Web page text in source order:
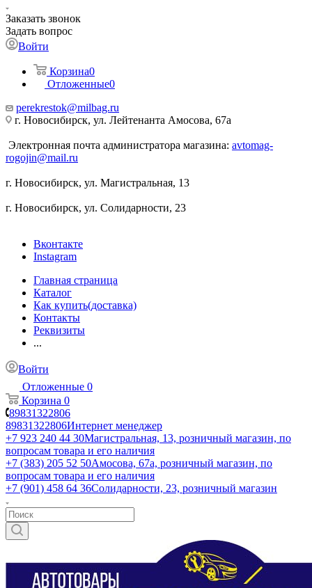
Заказать звонок
Задать вопрос
Войти
Корзина0
Отложенные0
perekrestok@milbag.ru
г. Новосибирск, ул. ​Лейтенанта Амосова, 67а
Электронная почта администратора магазина: avtomag-
rogojin@mail.ru
г. Новосибирск, ул. ​Магистральная, 13
г. Новосибирск, ул. ​Солидарности, 23
Вконтакте
Instagram
Главная страница
Каталог
Как купить(доставка)
Контакты
Реквизиты
...
Войти
Отложенные 0
Корзина 0
89831322806
89831322806Интернет менеджер
+7 923 240 44 30​Магистральная, 13, розничный магазин, по
вопросам товара и его наличия
+7 (383) 205 52 50Амосова, 67а, розничный магазин, по
вопросам товара и его наличия
+7 (901) 458 64 36Солидарности, 23, розничный магазин